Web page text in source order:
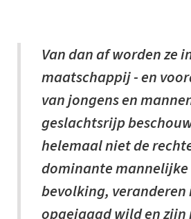
Van dan af worden ze
maatschappij - en
van jongens en
geslachtsrijp
helemaal niet de
dominante mannelijke
bevolking, veranderen
opgejaagd wild en